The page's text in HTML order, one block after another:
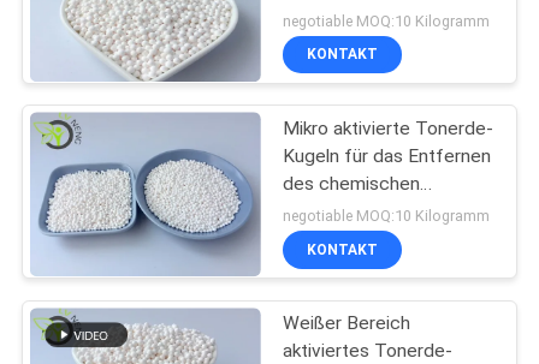
Oberfläche
negotiable MOQ:10 Kilogramm
KONTAKT
Mikro aktivierte Tonerde-
Kugeln für das Entfernen
des chemischen
zusätzlichen Mittels
negotiable MOQ:10 Kilogramm
KONTAKT
Weißer Bereich
aktiviertes Tonerde-